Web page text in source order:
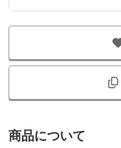
商品について